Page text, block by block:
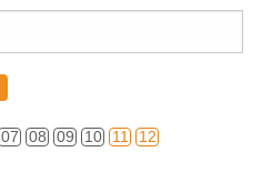
07 08 09 10 11 12